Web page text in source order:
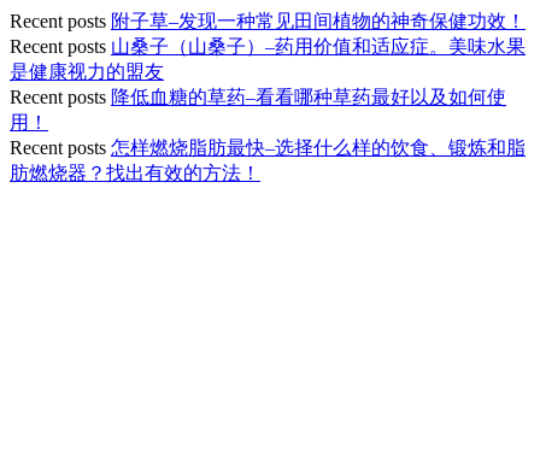
Recent posts 附子草–发现一种常见田间植物的神奇保健功效！
Recent posts 山桑子（山桑子）–药用价值和适应症。美味水果
是健康视力的盟友
Recent posts 降低血糖的草药–看看哪种草药最好以及如何使
用！
Recent posts 怎样燃烧脂肪最快–选择什么样的饮食、锻炼和脂
肪燃烧器？找出有效的方法！